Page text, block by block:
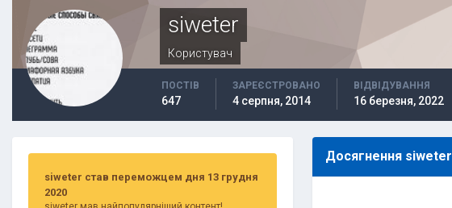
siweter
Користувач
ПОСТІВ
647
ЗАРЕЄСТРОВАНО
4 серпня, 2014
ВІДВІДУВАННЯ
16 березня, 2022
siweter став переможцем дня 13 грудня
2020
Досягнення siweter